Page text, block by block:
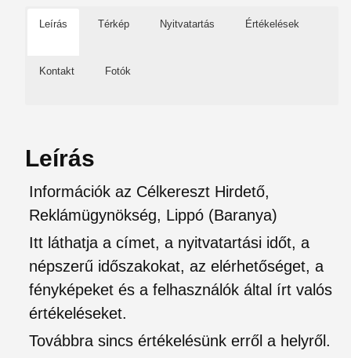
Leírás Térkép Nyitvatartás Értékelések
Kontakt Fotók
Leírás
Információk az Célkereszt Hirdető,
Reklámügynökség, Lippó (Baranya)
Itt láthatja a címet, a nyitvatartási időt, a
népszerű időszakokat, az elérhetőséget, a
fényképeket és a felhasználók által írt valós
értékeléseket.
Továbbra sincs értékelésünk erről a helyről.